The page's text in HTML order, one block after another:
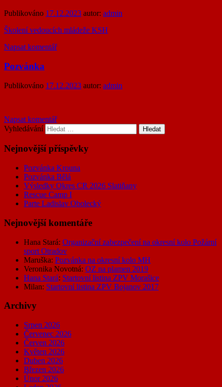
Publikováno 17.12.2023 autor: admin
Školení vedoucích mládeže KSH
Napsat komentář
Pozvánka
Publikováno 17.12.2023 autor: admin
Napsat komentář
Vyhledávání
Nejnovější příspěvky
Pozvánka Krouna
Pozvánka Bělá
Výsledky Okres CR 2026 Slatiňany
Rescue Camp I
Parte Ladislav Obolecký
Nejnovější komentáře
Hana Stará: Organizační zabezpečení na okresní kolo Požární
sport Otradov
Maruška: Pozvánka na okresní kolo MH
Veronika Novotná: OZ na plamen 2019
Hana Stará: Startovní listina ZPV Morašice
Milan: Startovní listina ZPV Bojanov 2017
Archivy
Srpen 2026
Červenec 2026
Červen 2026
Květen 2026
Duben 2026
Březen 2026
Únor 2026